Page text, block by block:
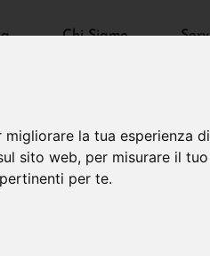
la tua esperienza
sito web, per misurare il
per te.
Chi Siamo